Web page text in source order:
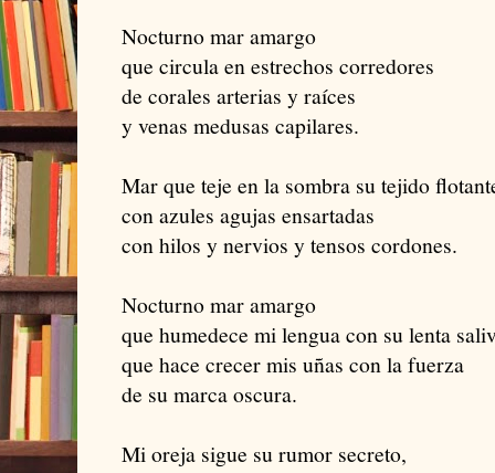
Nocturno mar amargo
que circula en estrechos corredores
de corales arterias y raíces
y venas medusas capilares.
Mar que teje en la sombra su tejido
con azules agujas ensartadas
con hilos y nervios y tensos cordones.
Nocturno mar amargo
que humedece mi lengua con su lenta
que hace crecer mis uñas con la fuerza
de su marca oscura.
Mi oreja sigue su rumor secreto,